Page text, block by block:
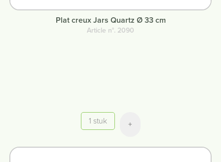
Plat creux Jars Quartz Ø 33 cm
Article n°. 2090
Quantité
+